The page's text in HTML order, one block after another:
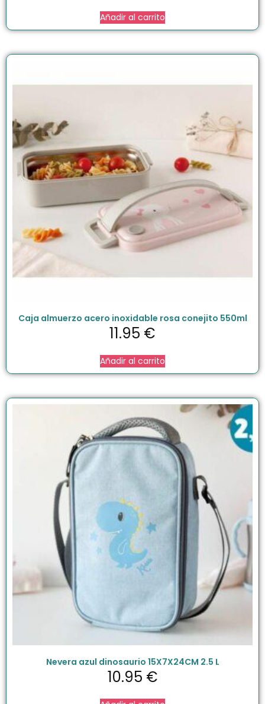
Añadir al carrito
Caja almuerzo acero inoxidable rosa conejito 550ml
11.95 €
Añadir al carrito
Nevera azul dinosaurio 15X7X24CM 2.5 L
10.95 €